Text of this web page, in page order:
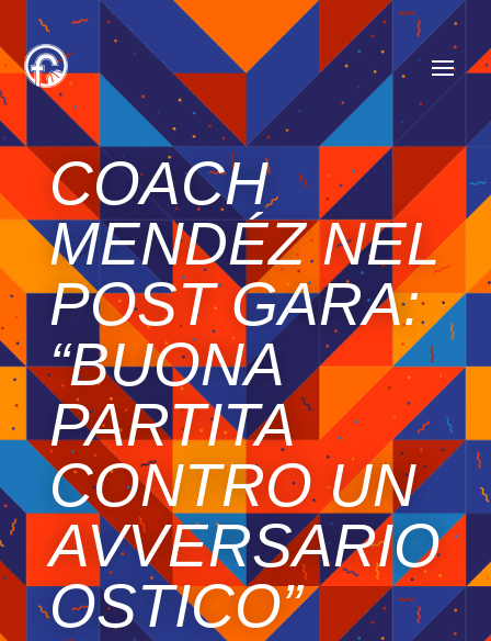
COACH
MENDÉZ NEL
POST GARA:
“BUONA
PARTITA
CONTRO UN
AVVERSARIO
OSTICO”